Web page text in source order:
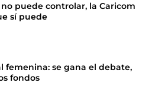
puede controlar, la Caricom
sí puede
femenina: se gana el debate,
fondos